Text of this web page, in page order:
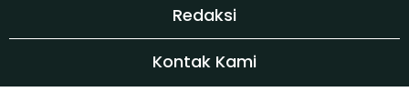
Redaksi
Kontak Kami